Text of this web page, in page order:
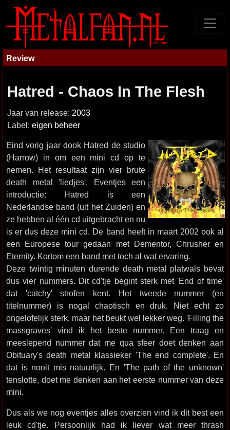
Review
Hatred - Chaos In The Flesh
Jaar van release: 2003
Label: eigen beheer
Eind vorig jaar dook Hatred de studio
(Harrow) in om een mini cd op te
nemen. Het resultaat zijn vier brute
death metal 'liedjes'. Eventjes een
introductie: Hatred is een
Nederlandse band (uit het Zuiden) en
ze hebben al één cd uitgebracht en nu
is er dus deze mini cd. De band heeft in maart 2002 ook al
een Europese tour gedaan met Dementor, Chrusher en
Eternity. Kortom een band met toch al wat ervaring.
Deze twintig minuten durende death metal platwals bevat
dus vier nummers. Dit cd'tje begint sterk met 'End of time'
dat 'catchy' strofen kent. Het tweede nummer (en
titelnummer) is nogal chaotisch en druk. Niet echt zo
ongelofelijk sterk, maar het beukt wel lekker weg. 'Filling the
massgraves' vind ik het beste nummer. Een traag en
meeslepend nummer dat me qua sfeer doet denken aan
Obituary's death metal klassieker 'The end complete'. En
dat is nooit mis natuurlijk. En 'The path of the unknown'
tenslotte, doet me denken aan het eerste nummer van deze
mini.
Dus als we nog eventjes alles overzien vind ik dit best een
leuk cd'tje. Persoonlijk had ik liever wat meer thrash